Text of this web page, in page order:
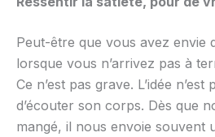
Peut-être que vous avez envie
lorsque vous n’arrivez pas à
Ce n’est pas grave. L’idée
d’écouter son corps. Dès que
mangé, il nous envoie souvent